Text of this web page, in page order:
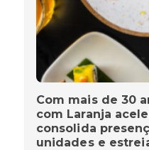
Com mais de 30
com Laranja
consolida
unidades e